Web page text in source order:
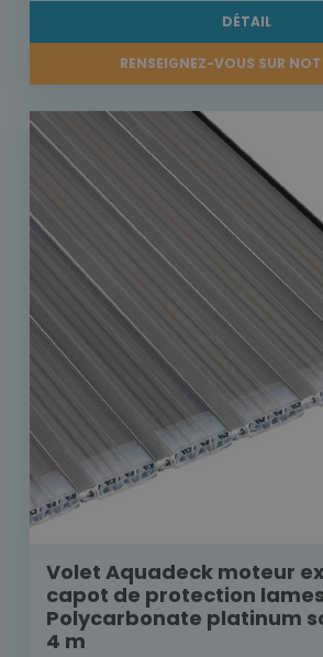
DÉTAIL
RENSEIGNEZ-VOUS SUR
Volet Aquadeck moteur
capot de protection lames
Polycarbonate platinum
4 m